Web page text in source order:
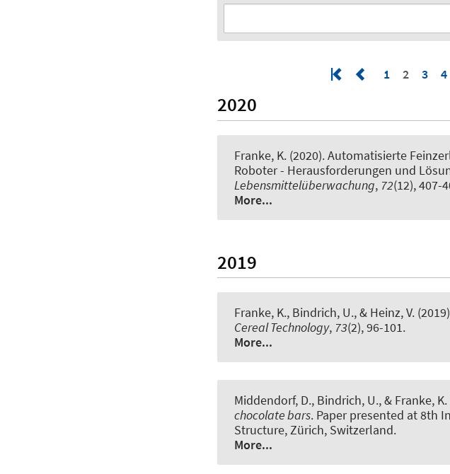
1 2 3 4
2020
Franke, K. (2020).Automatisierte
Roboter - Herausforderungen und
Lebensmittelüberwachung, 72(12), 407-
More...
2019
Franke, K., Bindrich, U., & Heinz, V.
Cereal Technology, 73(2), 96-101.
More...
Middendorf, D., Bindrich, U., & Franke, K.
chocolate bars. Paper presented at 8th
Structure, Zürich, Switzerland.
More...